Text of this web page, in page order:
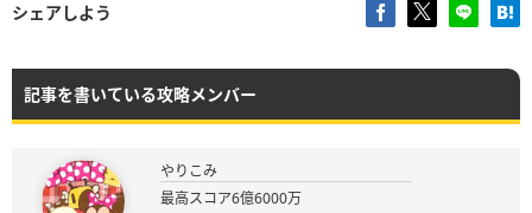
シェアしよう
記事を書いている攻略メンバー
やりこみ
最高スコア6億6000万